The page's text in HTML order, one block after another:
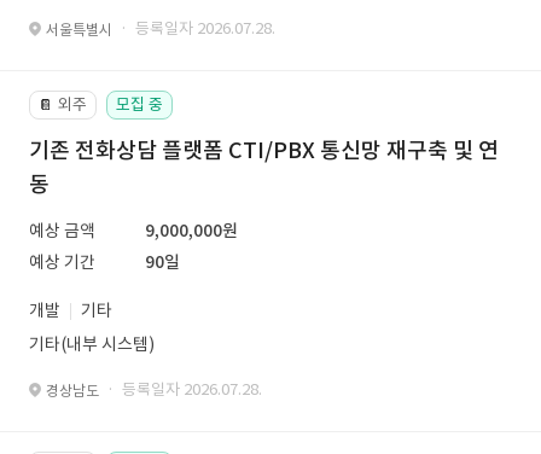
서울특별시 · 등록일자 2026.07.28.
📔 외주 모집 중
기존 전화상담 플랫폼 CTI/PBX 통신망 재구축 및 연
동
예상 금액
9,000,000원
예상 기간
90일
개발
기타
기타(내부 시스템)
경상남도 · 등록일자 2026.07.28.